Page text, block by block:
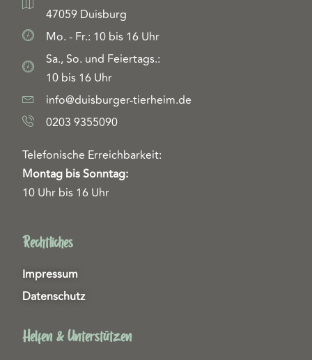
47059 Duisburg
Mo. - Fr.: 10 bis 16 Uhr
Sa., So. und Feiertags.:
10 bis 16 Uhr
info@duisburger-tierheim.de
0203 9355090
Telefonische Erreichbarkeit:
Montag bis Sonntag:
10 Uhr bis 16 Uhr
Rechtliches
Impressum
Datenschutz
Helfen & Unterstützen